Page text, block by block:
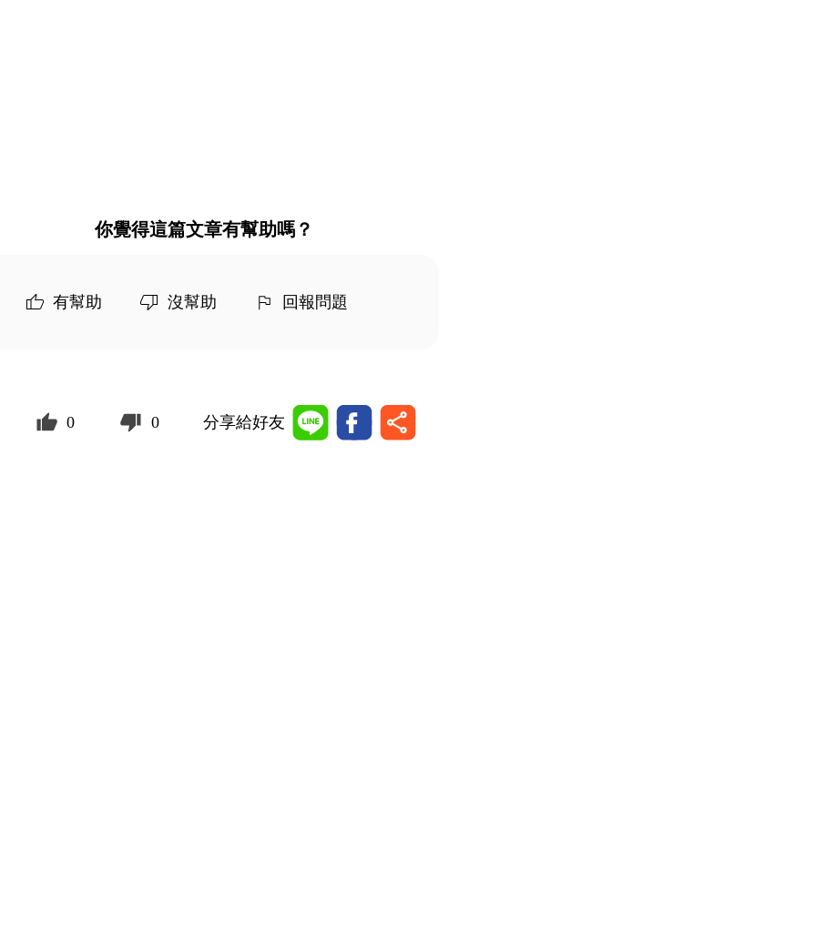
你覺得這篇文章有幫助嗎？
有幫助 沒幫助 回報問題
0 0 分享給好友